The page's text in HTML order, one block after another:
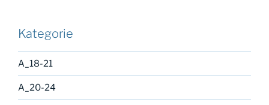
Kategorie
A_18-21
A_20-24